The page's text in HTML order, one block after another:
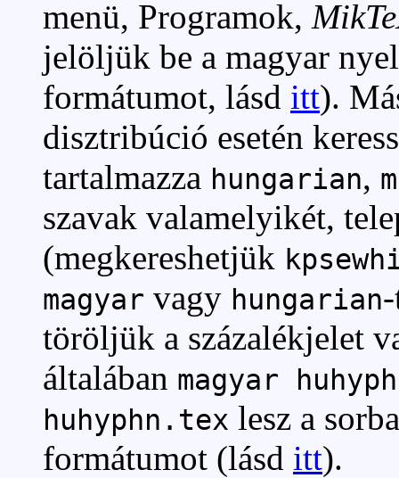
menü, Programok,
jelöljük be a magyar
formátumot, lásd itt).
disztribúció esetén
tartalmazza hungarian,
szavak valamelyikét,
(megkereshetjük
magyar vagy hungarian
töröljük a százalékjelet
általában magyar
huhyphn.tex lesz a
formátumot (lásd itt).